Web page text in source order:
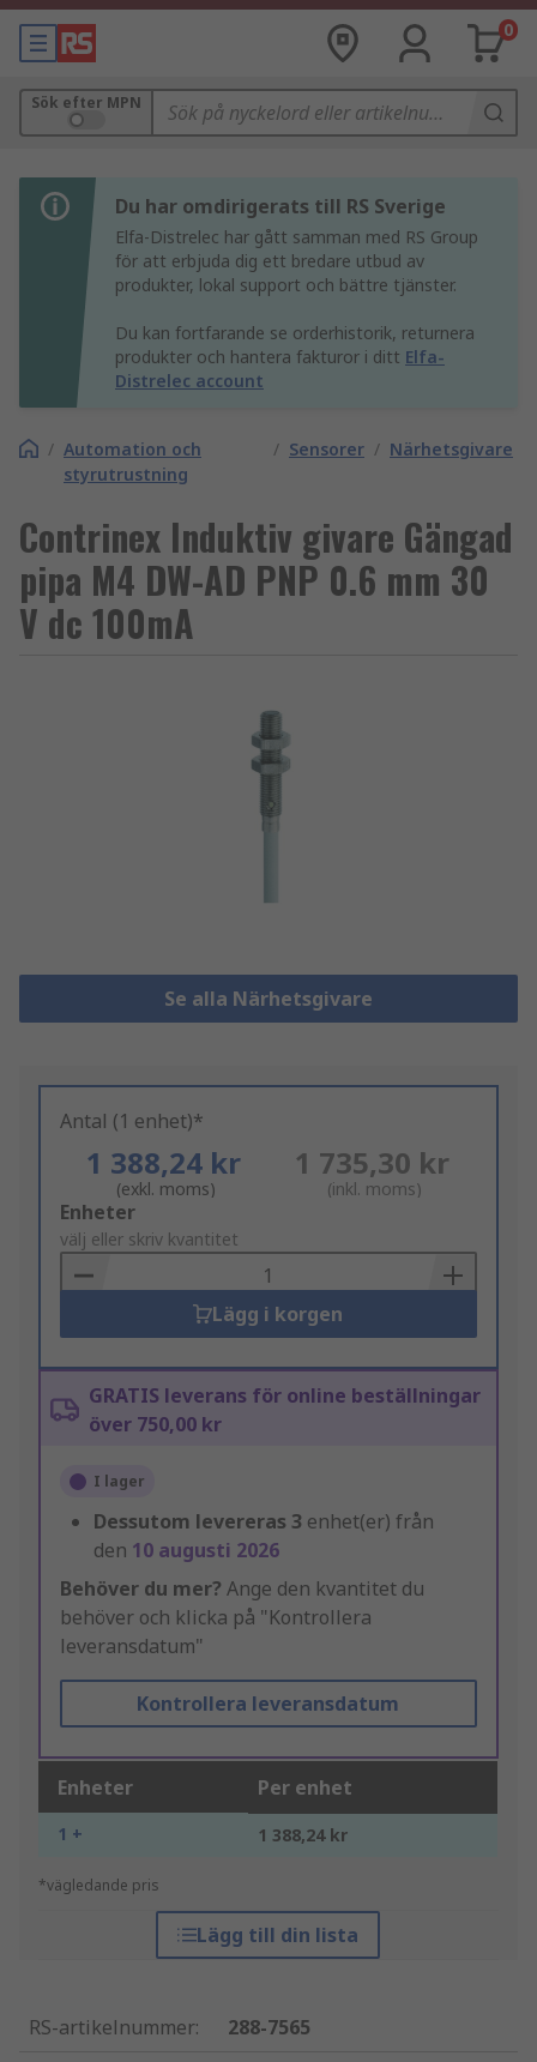
0
Sök efter MPN
Du har omdirigerats till RS Sverige
Elfa-Distrelec har gått samman med RS Group
för att erbjuda dig ett bredare utbud av
produkter, lokal support och bättre tjänster.
Du kan fortfarande se orderhistorik, returnera
produkter och hantera fakturor i ditt Elfa-
Distrelec account
/ Automation och
styrutrustning
/ Sensorer / Närhetsgivare
Contrinex Induktiv givare Gängad
pipa M4 DW-AD PNP 0.6 mm 30
V dc 100mA
Se alla Närhetsgivare
Antal (1 enhet)*
1 388,24 kr
(exkl. moms)
1 735,30 kr
(inkl. moms)
Add
to
Basket
Enheter
välj eller skriv kvantitet
Lägg i korgen
GRATIS leverans för online beställningar
över 750,00 kr
I lager
Dessutom levereras 3 enhet(er) från
den 10 augusti 2026
Behöver du mer? Ange den kvantitet du
behöver och klicka på "Kontrollera
leveransdatum"
Kontrollera leveransdatum
Enheter Per enhet
1 + 1 388,24 kr
*vägledande pris
Lägg till din lista
RS-artikelnummer:
288-7565